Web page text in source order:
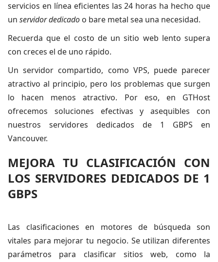
servicios en línea eficientes las 24 horas ha hecho que
un servidor dedicado o bare metal sea una necesidad.
Recuerda que el costo de un sitio web lento supera
con creces el de uno rápido.
Un servidor compartido, como VPS, puede parecer
atractivo al principio, pero los problemas que surgen
lo hacen menos atractivo. Por eso, en GTHost
ofrecemos soluciones efectivas y asequibles con
nuestros servidores dedicados de 1 GBPS en
Vancouver.
MEJORA TU CLASIFICACIÓN CON
LOS SERVIDORES DEDICADOS DE 1
GBPS
Las clasificaciones en motores de búsqueda son
vitales para mejorar tu negocio. Se utilizan diferentes
parámetros para clasificar sitios web, como la